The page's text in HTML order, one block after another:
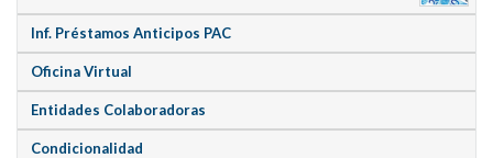
Inf. Préstamos Anticipos PAC
Oficina Virtual
Entidades Colaboradoras
Condicionalidad